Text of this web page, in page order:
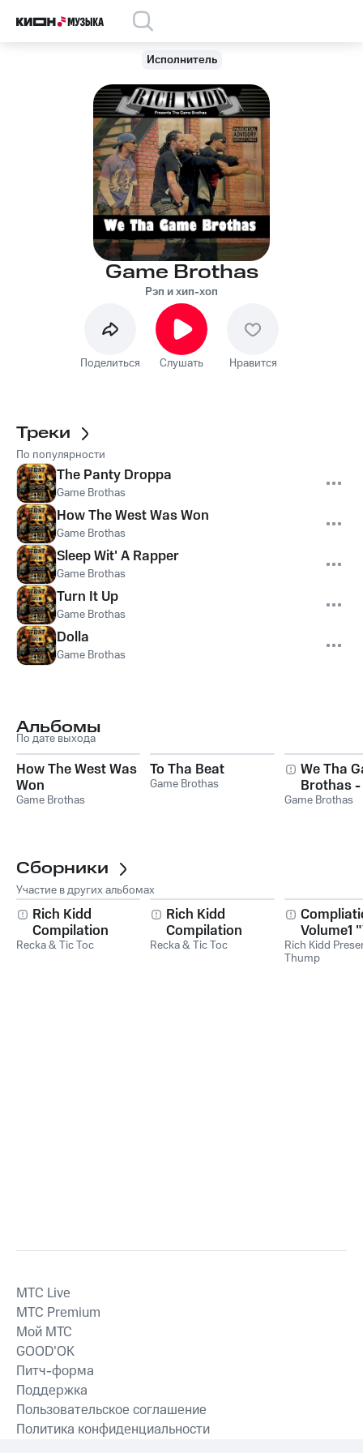
Исполнитель
Game Brothas
Рэп и хип-хоп
Поделиться Слушать Нравится
Треки
По популярности
The Panty Droppa
Game Brothas
How The West Was Won
Game Brothas
Sleep Wit' A Rapper
Game Brothas
Turn It Up
Game Brothas
Dolla
Game Brothas
Альбомы
По дате выхода
How The West Was
Won
Game Brothas
To Tha Beat
Game Brothas
We Tha
Brothas -
Game Brothas
Сборники
Участие в других альбомах
Rich Kidd
Compilation
Volume 2
Recka & Tic Toc
Rich Kidd
Compilation
Volume 2 We Go
Recka & Tic Toc
Volume1
Already
Rich Kidd
Thump
MTС Live
MTС Premium
Мой МТС
GOOD’OK
Питч-форма
Поддержка
Пользовательское соглашение
Политика конфиденциальности